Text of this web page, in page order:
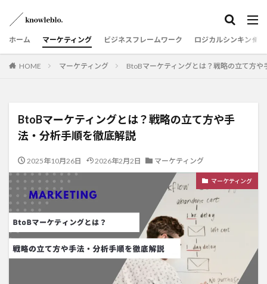
ホーム マーケティング ビジネスフレームワーク ロジカルシンキング
HOME マーケティング BtoBマーケティングとは？戦略の立て方や
BtoBマーケティングとは？戦略の立て方や手
法・分析手順を徹底解説
2025年10月26日 2026年2月2日 マーケティング
マーケティング